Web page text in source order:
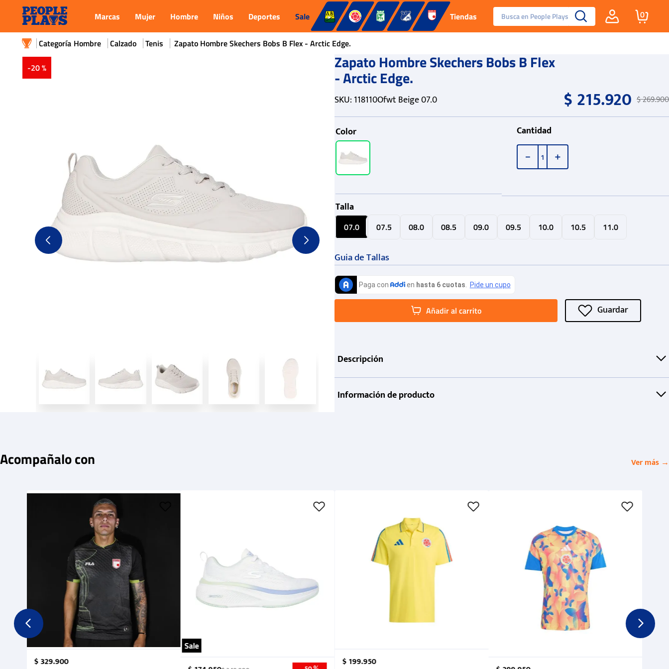
Marcas Mujer Hombre Niños Deportes Sale Tiendas Busca en People Plays
Reebok Fashion
0
Hombre Calzado Tenis Zapato Hombre Skechers Bobs B Flex - Arctic Edge.
-20 % Zapato Hombre Skechers Bobs B Flex
- Arctic Edge.
SKU: 118110Ofwt Beige 07.0 $215.920 $269.900
Color
Talla
07.0 07.5 08.0 08.5 09.0 09.5 10.0 10.5 11.0
Guia de Tallas
Cantidad
＋
－
Añadir al carrito
Descripción
Información de producto
Acompañalo con Ver más →
$329.900
Sale
$199.950